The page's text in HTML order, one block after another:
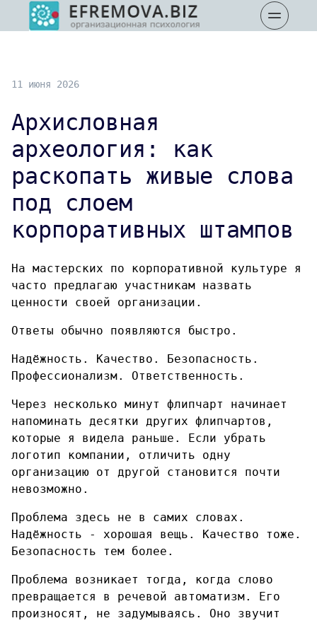
11 июня 2026
Архисловная
археология: как
раскопать живые слова
под слоем
корпоративных штампов
На мастерских по корпоративной культуре я
часто предлагаю участникам назвать
ценности своей организации.
Ответы обычно появляются быстро.
Надёжность. Качество. Безопасность.
Профессионализм. Ответственность.
Через несколько минут флипчарт начинает
напоминать десятки других флипчартов,
которые я видела раньше. Если убрать
логотип компании, отличить одну
организацию от другой становится почти
невозможно.
Проблема здесь не в самих словах.
Надёжность - хорошая вещь. Качество тоже.
Безопасность тем более.
Проблема возникает тогда, когда слово
превращается в речевой автоматизм. Его
произносят, не задумываясь. Оно звучит